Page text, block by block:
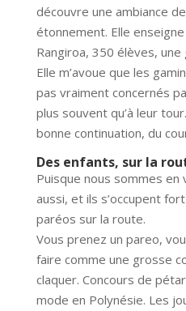
découvre une ambiance
étonnement. Elle
Rangiroa, 350 élèves,
Elle m’avoue que les
pas vraiment concernés
plus souvent qu’à leur
bonne continuation, du
Des enfants, sur la
Puisque nous sommes en
aussi, et ils s’occupent
paréos sur la route.
Vous prenez un pareo,
faire comme une grosse
claquer. Concours de
mode en Polynésie. Les